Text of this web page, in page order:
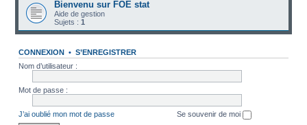
r
Bienvenu sur FOE stat
Aide de gestion
Sujets : 1
CONNEXION• S’ENREGISTRER
Nom d’utilisateur :
Mot de passe :
J’ai oublié mon mot de passe Se souvenir de moi